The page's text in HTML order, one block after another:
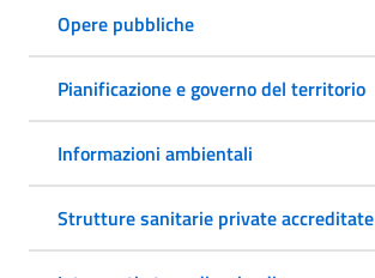
Opere pubbliche
Pianificazione e governo del territorio
Informazioni ambientali
Strutture sanitarie private accreditate